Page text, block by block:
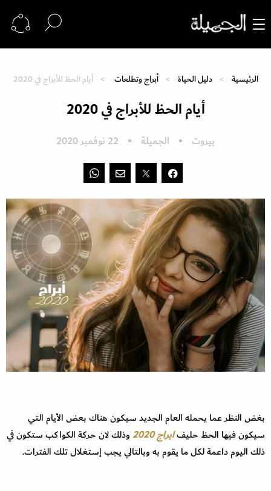
الرئيسية دليل الحياة أبراج وتطلعات أيام الحظ للأبراج في 2020
أيام الحظ للأبراج في 2020
بيروت الجميلة 22 نوفمبر 2020
بغض النظر عما يحمله العام الجديد سيكون هناك بعض الأيام التي
سيكون فيها الحظ حليفابراج 2020
وذلك لان حركة الكواكب ستكون في
ذلك اليوم داعمة لكل ما يقوم به وبالتالي يجب إستغلال تلك الفترات.